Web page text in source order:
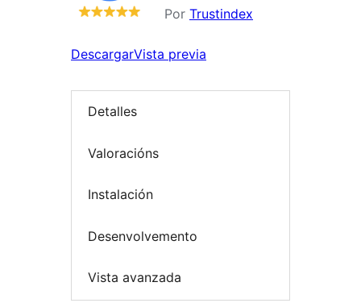
Por Trustindex
DescargarVista previa
Detalles
Valoracións
Instalación
Desenvolvemento
Vista avanzada